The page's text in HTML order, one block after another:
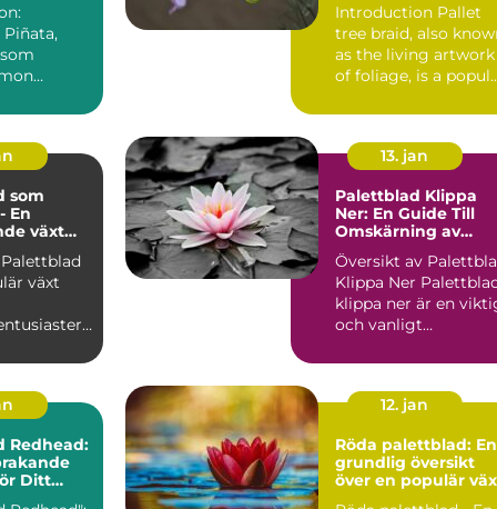
en populär
Introduction Pallet
tree braid, also
as the living artwork
of foliage, is a
som
En
växt
växt
Dess
13. jan
Palettblad Klippa
Ner: En Guide Till
Omskärning av
Växt
Översikt av
Klippa Ner Palettblad
klippa ner är en
och vanligt
trädg...
Redhead:
Ditt
12. jan
Röda palettblad: En
grundlig översikt
över en populär